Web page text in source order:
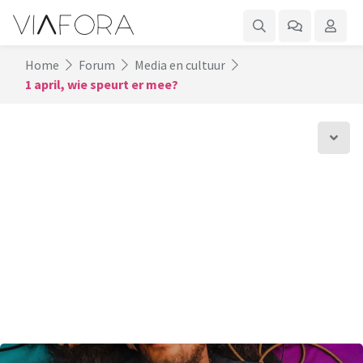
Home Forum
Media en cultuur
1 april, wie speurt er mee?